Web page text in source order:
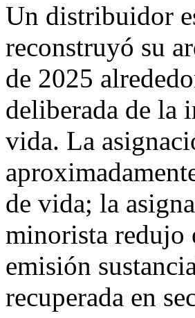
Un distribuidor
reconstruyó su
de 2025
deliberada de la
vida. La
de vida; la
minorista redujo
emisión
recuperada en